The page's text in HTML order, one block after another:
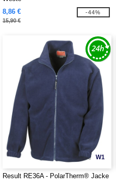
8,86 €
15,90 €
-44%
W1
Result RE36A - PolarTherm® Jacke